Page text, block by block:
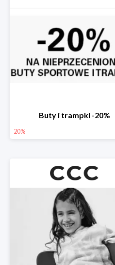
Buty i trampki -20%
20%